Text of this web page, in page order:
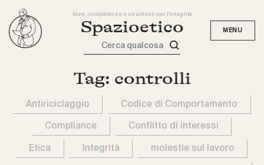
Idee, competenze e strumenti per l'integrità
Spazioetico
Cerca qualcosa
Tag: controlli
Antiriciclaggio Codice di Comportamento
Compliance Conflitto di interessi
Etica Integrità molestie sul lavoro